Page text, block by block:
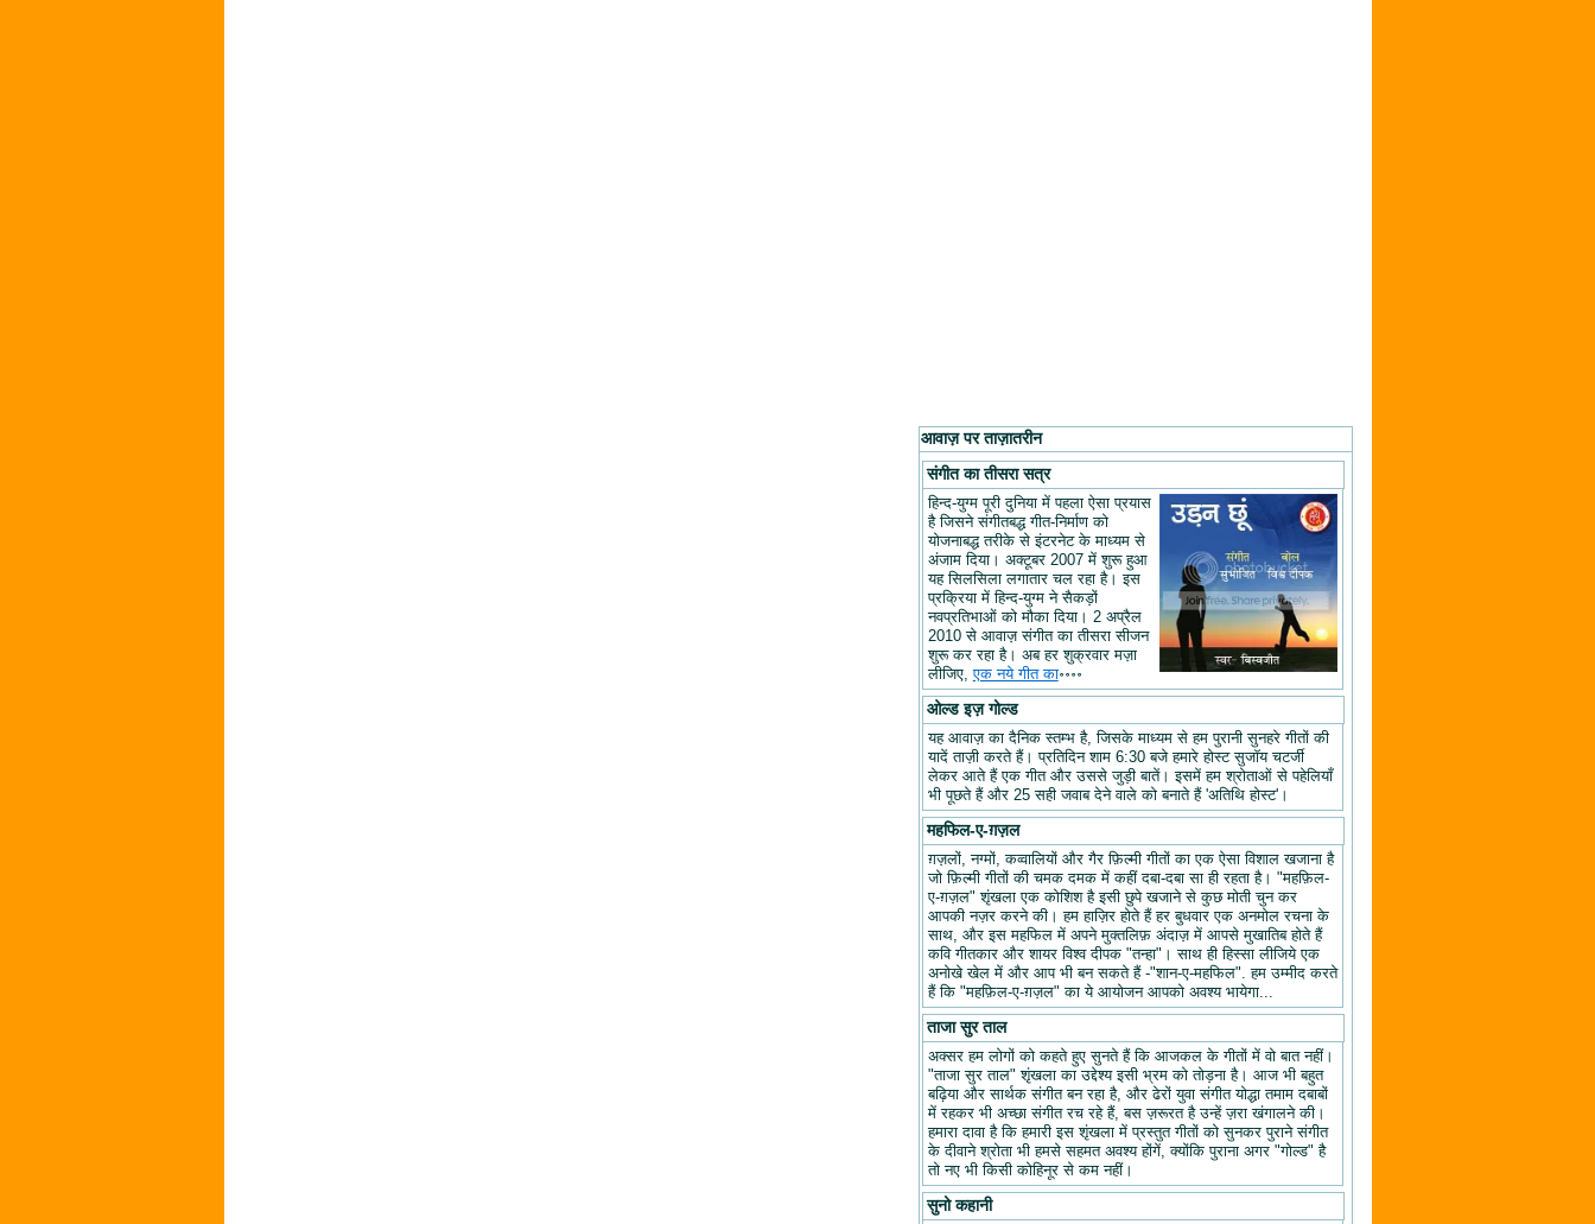
आवाज़ पर ताज़ातरीन
संगीत का तीसरा सत्र
हिन्द-युग्म पूरी दुनिया में पहला ऐसा प्रयास
है जिसने संगीतबद्ध गीत-निर्माण को
योजनाबद्ध तरीके से इंटरनेट के माध्यम से
अंजाम दिया। अक्टूबर 2007 में शुरू हुआ
यह सिलसिला लगातार चल रहा है। इस
प्रक्रिया में हिन्द-युग्म ने सैकड़ों
नवप्रतिभाओं को मौका दिया। 2 अप्रैल
2010 से आवाज़ संगीत का तीसरा सीजन
शुरू कर रहा है। अब हर शुक्रवार मज़ा
लीजिए,एक नये गीत का॰॰॰॰
ओल्ड इज़ गोल्ड
यह आवाज़ का दैनिक स्तम्भ है, जिसके माध्यम से हम पुरानी सुनहरे गीतों की
यादें ताज़ी करते हैं। प्रतिदिन शाम 6:30 बजे हमारे होस्ट सुजॉय चटर्जी
लेकर आते हैं एक गीत और उससे जुड़ी बातें। इसमें हम श्रोताओं से पहेलियाँ
भी पूछते हैं और 25 सही जवाब देने वाले को बनाते हैं 'अतिथि होस्ट'।
महफिल-ए-ग़ज़ल
ग़ज़लों, नग्मों, कव्वालियों और गैर फ़िल्मी गीतों का एक ऐसा विशाल खजाना है
जो फ़िल्मी गीतों की चमक दमक में कहीं दबा-दबा सा ही रहता है। "महफ़िल-
ए-ग़ज़ल" शृंखला एक कोशिश है इसी छुपे खजाने से कुछ मोती चुन कर
आपकी नज़र करने की। हम हाज़िर होते हैं हर बुधवार एक अनमोल रचना के
साथ, और इस महफिल में अपने मुक्तलिफ़ अंदाज़ में आपसे मुखातिब होते हैं
कवि गीतकार और शायर विश्व दीपक "तन्हा"। साथ ही हिस्सा लीजिये एक
अनोखे खेल में और आप भी बन सकते हैं -"शान-ए-महफिल". हम उम्मीद करते
हैं कि "महफ़िल-ए-ग़ज़ल" का ये आयोजन आपको अवश्य भायेगा...
ताजा सुर ताल
अक्सर हम लोगों को कहते हुए सुनते हैं कि आजकल के गीतों में वो बात नहीं।
"ताजा सुर ताल" शृंखला का उद्देश्य इसी भ्रम को तोड़ना है। आज भी बहुत
बढ़िया और सार्थक संगीत बन रहा है, और ढेरों युवा संगीत योद्धा तमाम दबाबों
में रहकर भी अच्छा संगीत रच रहे हैं, बस ज़रूरत है उन्हें ज़रा खंगालने की।
हमारा दावा है कि हमारी इस शृंखला में प्रस्तुत गीतों को सुनकर पुराने संगीत
के दीवाने श्रोता भी हमसे सहमत अवश्य होंगें, क्योंकि पुराना अगर "गोल्ड" है
तो नए भी किसी कोहिनूर से कम नहीं।
सुनो कहानी